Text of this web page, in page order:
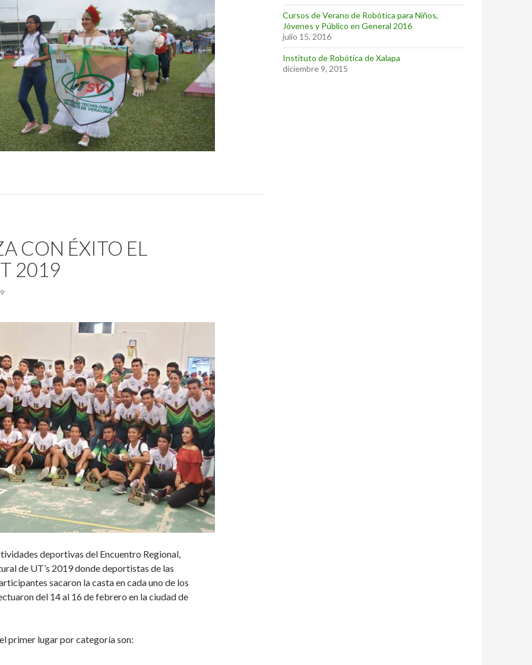
CON ÉXITO EL
2019
deportivas del Encuentro Regional,
de UT’s 2019 donde deportistas de las
sacaron la casta en cada uno de los
del 14 al 16 de febrero en la ciudad de
primer lugar por categoría son:
Cursos de Verano de Robótica para Niños,
Jóvenes y Público en General 2016
julio 15, 2016
Instituto de Robótica de Xalapa
diciembre 9, 2015